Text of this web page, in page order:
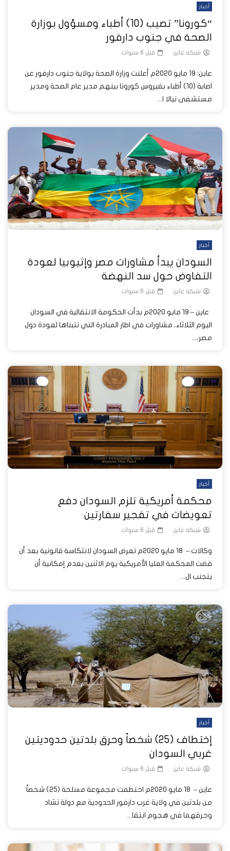
أخبار
“كورونا” تصيب (10) أطباء ومسؤول بوزارة
الصحة في جنوب دارفور
شبكة عاين قبل 6 سنوات
عاين: 19 مايو 2020م أعلنت وزارة الصحة بولاية جنوب دارفور عن
اصابة (10) أطباء بفيروس كورونا بينهم مدير عام الصحة ومدير
مستشفى نيالا ا...
أخبار
السودان يبدأ مشاورات مصر وإثيوبيا لعودة
التفاوض حول سد النهضة
شبكة عاين قبل 6 سنوات
عاين – 19 مايو 2020م بدأت الحكومة الانتقالية في السودان
اليوم الثلاثاء، مشاورات في اطار المبادرة التي تتبناها لعودة دول
مصر،...
أخبار
محكمة أمريكية تلزم السودان دفع
تعويضات في تفجير سفارتين
شبكة عاين قبل 6 سنوات
وكالات – 18 مايو 2020م تعرض السودان لانتكاسة قانونية بعد أن
قضت المحكمة العليا الأمريكية يوم الاثنين بعدم إمكانية أن
يتجنب ال...
أخبار
إختطاف (25) شخصاً وحرق بلدتين حدوديتين
غربي السودان
شبكة عاين قبل 6 سنوات
عاين – 18 مايو 2020م اختطفت مجموعة مسلحة (25) شخصاً
من بلدتين في ولاية غرب دارفور الحدودية مع دولة تشاد
وحرقهما في هجوم انتقا...